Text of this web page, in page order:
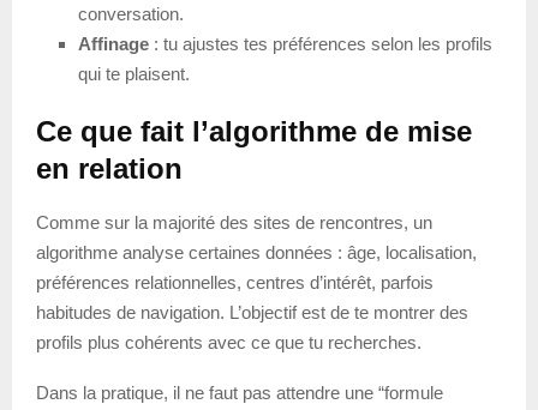
conversation.
Affinage : tu ajustes tes préférences selon les profils
qui te plaisent.
Ce que fait l’algorithme de mise
en relation
Comme sur la majorité des sites de rencontres, un
algorithme analyse certaines données : âge, localisation,
préférences relationnelles, centres d’intérêt, parfois
habitudes de navigation. L’objectif est de te montrer des
profils plus cohérents avec ce que tu recherches.
Dans la pratique, il ne faut pas attendre une “formule